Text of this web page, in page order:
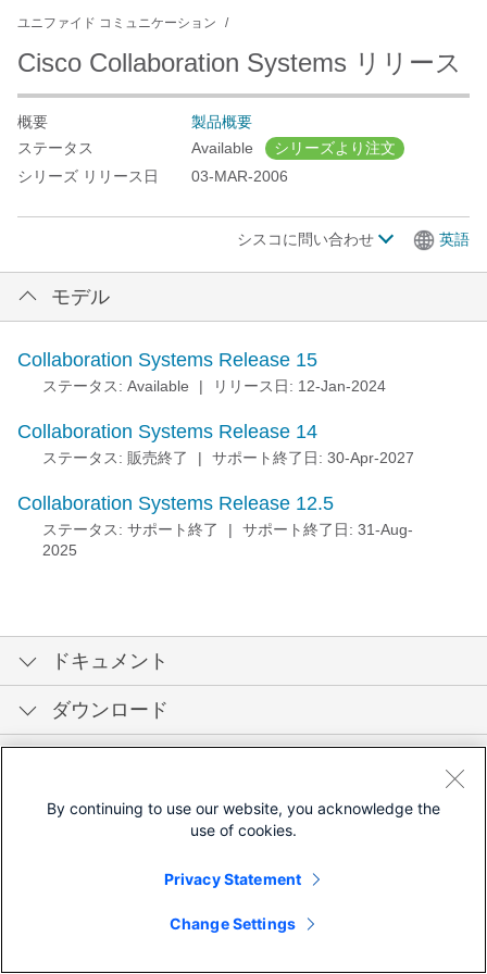
ユニファイド コミュニケーション
Cisco Collaboration Systems リリース
概要
製品概要
ステータス
Available
シリーズより注文
シリーズ リリース日
03-MAR-2006
シスコに問い合わせ 英語
モデル
Collaboration Systems Release 15
ステータス: Available | リリース日: 12-Jan-2024
Collaboration Systems Release 14
ステータス: 販売終了 | サポート終了日: 30-Apr-2027
Collaboration Systems Release 12.5
ステータス: サポート終了 |
サポート終了日: 31-Aug-
2025
ドキュメント
ダウンロード
By continuing to use our website, you acknowledge the
use of cookies.
Privacy Statement
Change Settings